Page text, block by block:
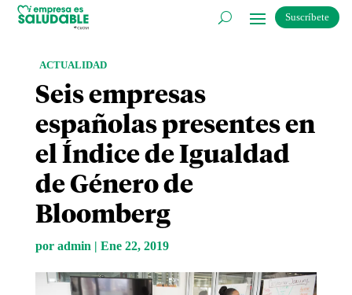
Suscríbete
ACTUALIDAD
Seis empresas
españolas presentes en
el Índice de Igualdad
de Género de
Bloomberg
por admin | Ene 22, 2019